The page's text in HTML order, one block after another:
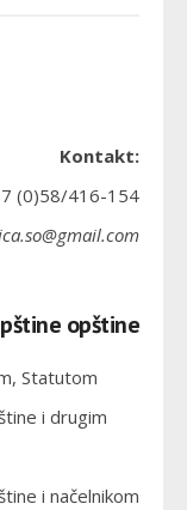
Kontakt:
(0)58/416-154
opštine
Statutom
i drugim
i načelnikom